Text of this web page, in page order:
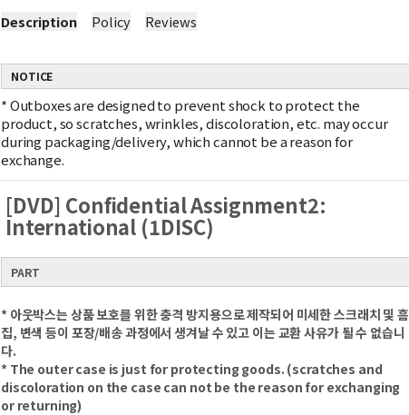
Description Policy Reviews
NOTICE
*Outboxes are designed to prevent shock to protect the
product, so scratches, wrinkles, discoloration, etc. may occur
during packaging/delivery, which cannot be a reason for
exchange.
[DVD] Confidential Assignment2:
International (1DISC)
PART
* 아웃박스는 상품 보호를 위한 충격 방지용으로 제작되어 미세한 스크래치 및 흠
집, 변색 등이 포장/배송 과정에서 생겨날 수 있고 이는 교환 사유가 될 수 없습니
다.
* The outer case is just for protecting goods. (scratches and
discoloration on the case can not be the reason for exchanging
or returning)